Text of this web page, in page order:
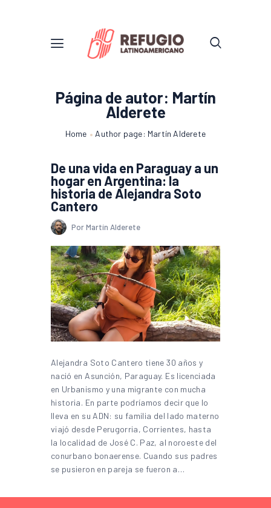
Página de autor: Martín
Alderete
Home Author page: Martín Alderete
De una vida en Paraguay a un
hogar en Argentina: la
historia de Alejandra Soto
Cantero
Por Martín Alderete
Alejandra Soto Cantero tiene 30 años y
nació en Asunción, Paraguay. Es licenciada
en Urbanismo y una migrante con mucha
historia. En parte podríamos decir que lo
lleva en su ADN: su familia del lado materno
viajó desde Perugorria, Corrientes, hasta
la localidad de José C. Paz, al noroeste del
conurbano bonaerense. Cuando sus padres
se pusieron en pareja se fueron a…